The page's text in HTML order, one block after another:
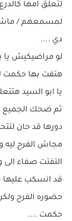
لتعلق امها
لمسمعهم /
دي ....
لو مراضيكيش يا
هتفت بها حكمت
يا ابو السيد
ثم ضحك الجميع
دورها قد حان
مجاش الفرح ليه
التفتت صفاء الى
قد انسكب عليها
حضوره الفرح
حكمت ....